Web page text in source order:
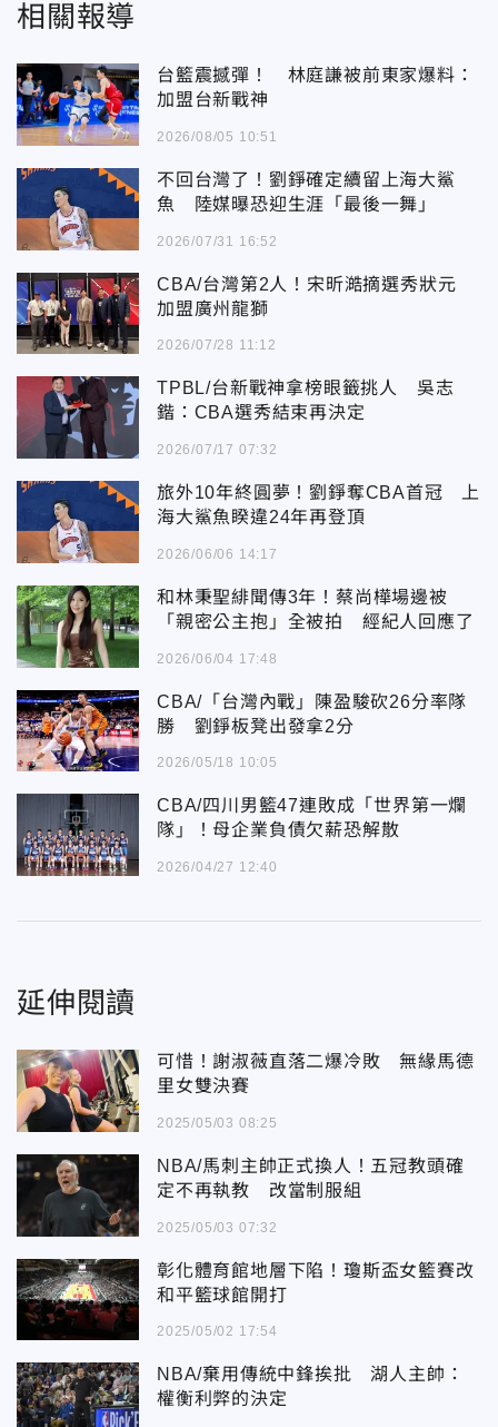
相關報導
台籃震撼彈！ 林庭謙被前東家爆料：
加盟台新戰神
2026/08/05 10:51
不回台灣了！劉錚確定續留上海大鯊
魚 陸媒曝恐迎生涯「最後一舞」
2026/07/31 16:52
CBA/台灣第2人！宋昕澔摘選秀狀元
加盟廣州龍獅
2026/07/28 11:12
TPBL/台新戰神拿榜眼籤挑人 吳志
鍇：CBA選秀結束再決定
2026/07/17 07:32
旅外10年終圓夢！劉錚奪CBA首冠 上
海大鯊魚睽違24年再登頂
2026/06/06 14:17
和林秉聖緋聞傳3年！蔡尚樺場邊被
「親密公主抱」全被拍 經紀人回應了
2026/06/04 17:48
CBA/「台灣內戰」陳盈駿砍26分率隊
勝 劉錚板凳出發拿2分
2026/05/18 10:05
CBA/四川男籃47連敗成「世界第一爛
隊」！母企業負債欠薪恐解散
2026/04/27 12:40
延伸閱讀
可惜！謝淑薇直落二爆冷敗 無緣馬德
里女雙決賽
2025/05/03 08:25
NBA/馬刺主帥正式換人！五冠教頭確
定不再執教 改當制服組
2025/05/03 07:32
彰化體育館地層下陷！瓊斯盃女籃賽改
和平籃球館開打
2025/05/02 17:54
NBA/棄用傳統中鋒挨批 湖人主帥：
權衡利弊的決定